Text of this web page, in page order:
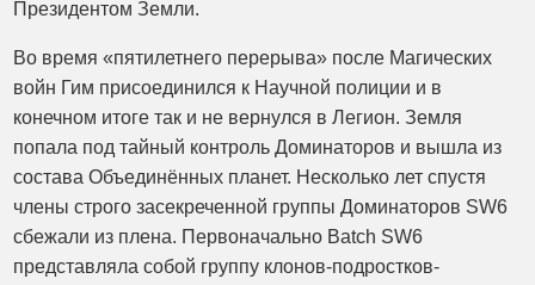
Президентом Земли.
Во время «пятилетнего перерыва» после Магических
войн Гим присоединился к Научной полиции и в
конечном итоге так и не вернулся в Легион. Земля
попала под тайный контроль Доминаторов и вышла из
состава Объединённых планет. Несколько лет спустя
члены строго засекреченной группы Доминаторов SW6
сбежали из плена. Первоначально Batch SW6
представляла собой группу клонов-подростков-